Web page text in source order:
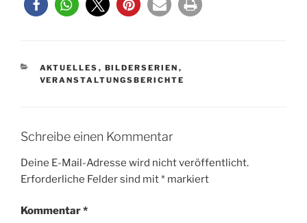
KATEGORIEN
AKTUELLES , BILDERSERIEN ,
VERANSTALTUNGSBERICHTE
Schreibe einen Kommentar
Deine E-Mail-Adresse wird nicht veröffentlicht.
Erforderliche Felder sind mit* markiert
Kommentar*